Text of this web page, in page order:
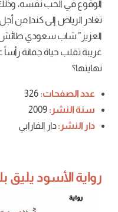
الوقوع في الحب نفسه،
تغادر الرياض إلى كندا من
العزيز” شاب سعودي
غريبة تقلب حياة جمانة
نهايتها؟
عدد الصفحات: 326
سنة النشر:
دار النشر:دار الفارابي
رواية الأسود